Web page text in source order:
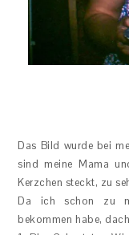
Das Bild wurde bei
sind meine Mama
Kerzchen steckt, zu
Da ich schon zu
bekommen habe,